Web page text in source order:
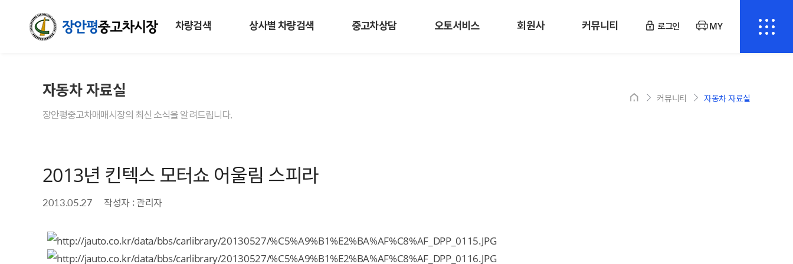
차량검색 상사별 차량검색 중고차상담 오토서비스 회원사 커뮤니티 로그인 MY
자동차 자료실
장안평중고차매매시장의 최신 소식을 알려드립니다.
커뮤니티 자동차 자료실
2013년 킨텍스 모터쇼 어울림 스피라
2013.05.27 작성자 : 관리자